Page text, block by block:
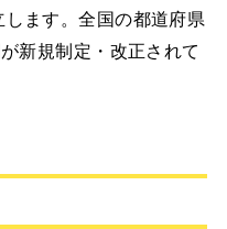
ます。全国の都道府県
新規制定・改正されて